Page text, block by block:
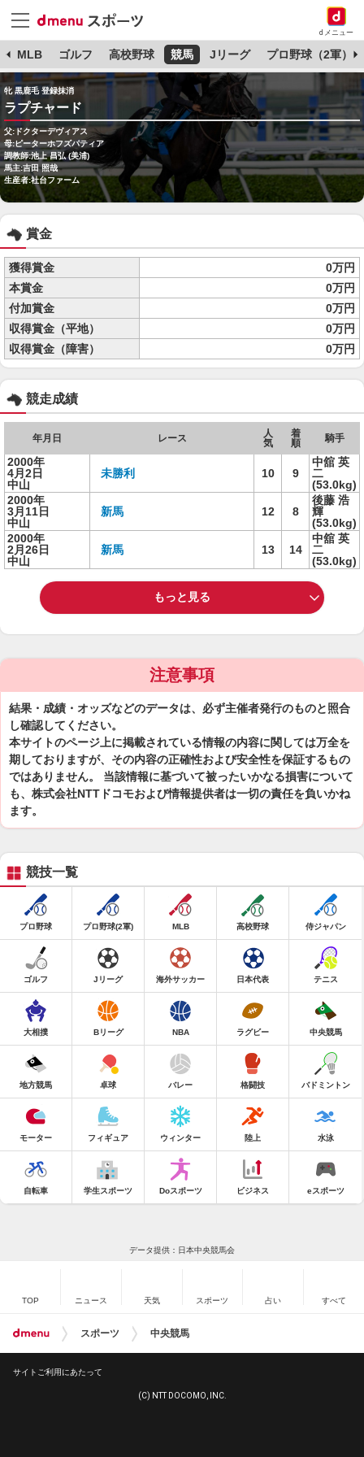
dメニュー
MLB ゴルフ 高校野球 競馬 Jリーグ プロ野球（2軍）
牝 黒鹿毛 登録抹消
ラプチャード
父:ドクターデヴィアス
母:ピーターホフズパティア
調教師:池上 昌弘 (美浦)
馬主:吉田 照哉
生産者:社台ファーム
賞金
獲得賞金
0万円
本賞金
0万円
付加賞金
0万円
収得賞金（平地）
0万円
収得賞金（障害）
0万円
競走成績
年月日 レース
人
気
着
順
騎手
2000年
4月2日
中山
未勝利 10 9
中舘 英
二
(53.0kg)
2000年
3月11日
中山
新馬 12 8
後藤 浩
輝
(53.0kg)
2000年
2月26日
中山
新馬 13 14
中舘 英
二
(53.0kg)
もっと見る
注意事項
結果・成績・オッズなどのデータは、必ず主催者発行のものと照合
し確認してください。
本サイトのページ上に掲載されている情報の内容に関しては万全を
期しておりますが、その内容の正確性および安全性を保証するもの
ではありません。 当該情報に基づいて被ったいかなる損害について
も、株式会社NTTドコモおよび情報提供者は一切の責任を負いかね
ます。
競技一覧
プロ野球 プロ野球(2軍) MLB 高校野球 侍ジャパン
ゴルフ Jリーグ 海外サッカー 日本代表 テニス
大相撲 Bリーグ NBA ラグビー 中央競馬
地方競馬 卓球 バレー 格闘技 バドミントン
モーター フィギュア ウィンター 陸上 水泳
自転車 学生スポーツ Doスポーツ ビジネス eスポーツ
データ提供：日本中央競馬会
TOP ニュース 天気 スポーツ 占い すべて
スポーツ 中央競馬
サイトご利用にあたって
(C) NTT DOCOMO, INC.